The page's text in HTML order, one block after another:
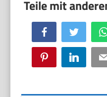
Facebook Twitter
Pinterest LinkedIn